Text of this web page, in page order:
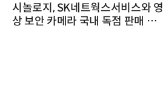
시놀로지, SK네트웍스서비스와 영
상 보안 카메라 국내 독점 판매 파